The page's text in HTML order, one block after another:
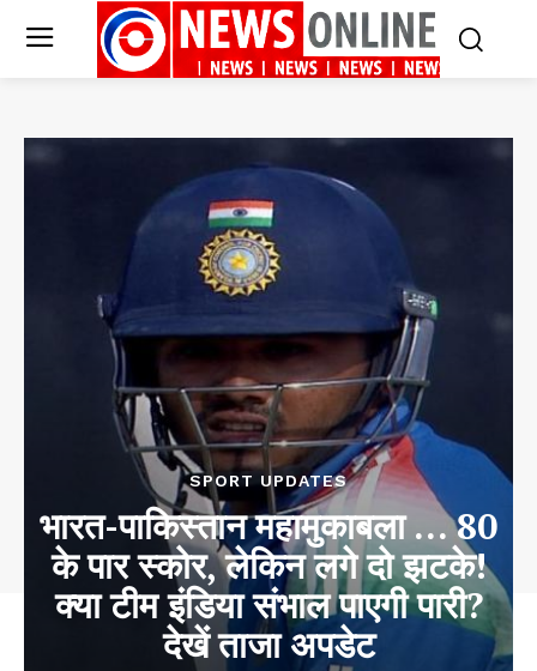
SPORT UPDATES
भारत-पाकिस्तान महामुकाबला … 80
के पार स्कोर, लेकिन लगे दो झटके!
क्या टीम इंडिया संभाल पाएगी पारी?
देखें ताजा अपडेट